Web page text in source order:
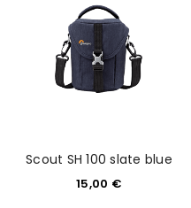
Scout SH 100 slate blue
15,00 €